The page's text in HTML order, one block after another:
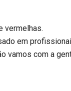
em
vamos com a